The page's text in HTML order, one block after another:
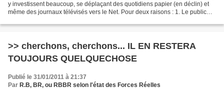
y investissent beaucoup, se déplaçant des quotidiens papier (en déclin) et
même des journaux télévisés vers le Net. Pour deux raisons : 1. Le public
>> cherchons, cherchons... IL EN RESTERA
TOUJOURS QUELQUECHOSE
Publié le 31/01/2011 à 21:37
Par R.B, BR, ou RBBR selon l'état des Forces Réelles